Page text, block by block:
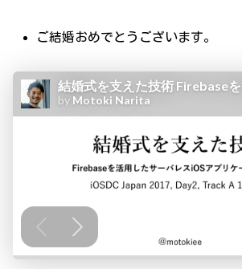
ご結婚おめでとうございます。